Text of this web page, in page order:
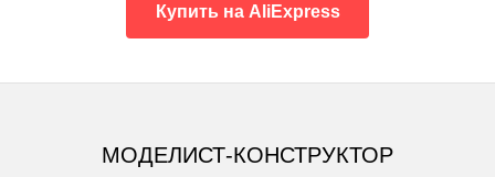
Купить на AliExpress
МОДЕЛИСТ-КОНСТРУКТОР